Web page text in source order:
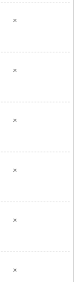
×
×
×
×
×
×